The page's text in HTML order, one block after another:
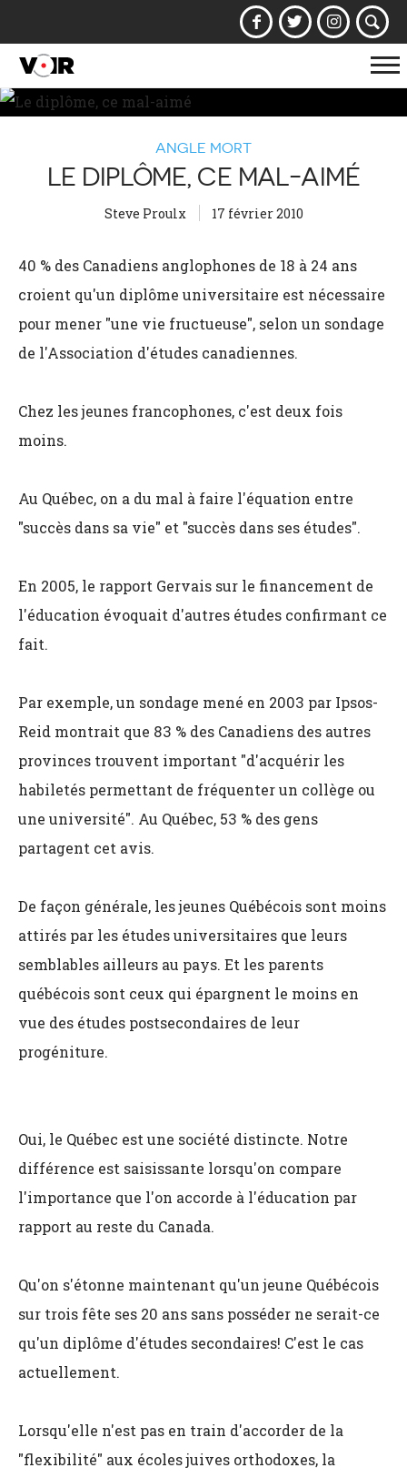
la
ANGLE MORT
LE DIPLÔME, CE MAL-AIMÉ
Steve Proulx 17 février 2010
40 % des Canadiens anglophones de 18 à 24 ans
croient qu'un diplôme universitaire est nécessaire
pour mener "une vie fructueuse", selon un sondage
de l'Association d'études canadiennes.
Chez les jeunes francophones, c'est deux fois
moins.
Au Québec, on a du mal à faire l'équation entre
"succès dans sa vie" et "succès dans ses études".
En 2005, le rapport Gervais sur le financement de
l'éducation évoquait d'autres études confirmant ce
fait.
Par exemple, un sondage mené en 2003 par Ipsos-
Reid montrait que 83 % des Canadiens des autres
provinces trouvent important "d'acquérir les
habiletés permettant de fréquenter un collège ou
une université". Au Québec, 53 % des gens
partagent cet avis.
De façon générale, les jeunes Québécois sont moins
attirés par les études universitaires que leurs
semblables ailleurs au pays. Et les parents
québécois sont ceux qui épargnent le moins en
vue des études postsecondaires de leur
progéniture.
Oui, le Québec est une société distincte. Notre
différence est saisissante lorsqu'on compare
l'importance que l'on accorde à l'éducation par
rapport au reste du Canada.
Qu'on s'étonne maintenant qu'un jeune Québécois
sur trois fête ses 20 ans sans posséder ne serait-ce
qu'un diplôme d'études secondaires! C'est le cas
actuellement.
Lorsqu'elle n'est pas en train d'accorder de la
"flexibilité" aux écoles juives orthodoxes, la